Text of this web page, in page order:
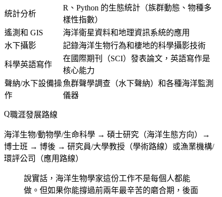
統計分析
R、Python 的生態統計（族群動態、物種多
樣性指數）
遙測和 GIS
海洋衛星資料和地理資訊系統的應用
水下攝影
記錄海洋生物行為和棲地的科學攝影技術
科學英語寫作
在國際期刊（SCI）發表論文，英語寫作是
核心能力
聲納/水下設備操
作
魚群聲學調查（水下聲納）和各種海洋監測
儀器
職涯發展路線
海洋生物/動物學/生命科學 → 碩士研究（海洋生態方向）→
博士班 → 博後 → 研究員/大學教授（學術路線）或漁業機構/
環評公司（應用路線）
說實話，海洋生物學家這份工作不是每個人都能
做。但如果你能撐過前兩年最辛苦的磨合期，後面